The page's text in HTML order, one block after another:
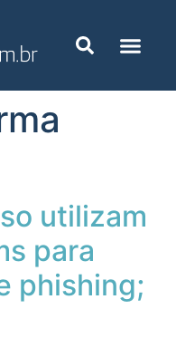
utilizam
para
phishing;